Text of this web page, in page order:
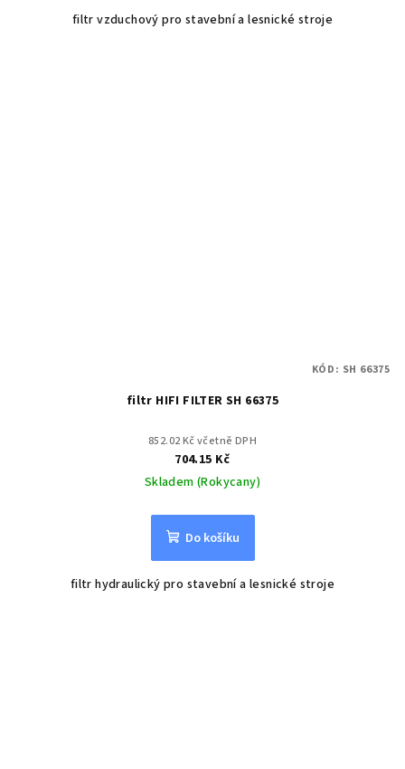
filtr vzduchový pro stavební a lesnické stroje
filtr HIFI FILTER SH 66375
852.02 Kč včetně DPH
704.15 Kč
Skladem (Rokycany)
Do košíku
filtr hydraulický pro stavební a lesnické stroje
KÓD: SH 66375